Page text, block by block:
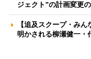
ジェクト”の計画変更
【追及スクープ・み
明かされる柳瀬健一